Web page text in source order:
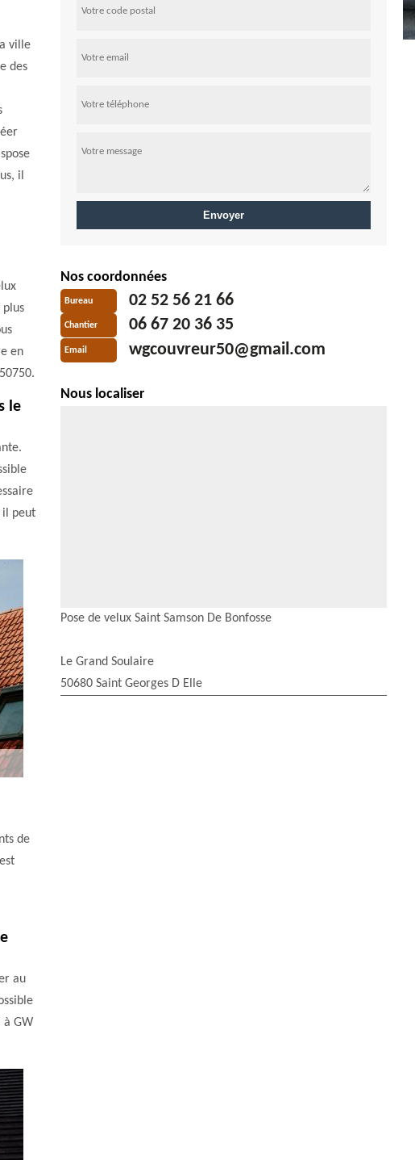
ville
des
il
plus
en
le
il peut
de
au
à GW
Nos coordonnées
Bureau 02 52 56 21 66
Chantier 06 67 20 36 35
Email wgcouvreur50@gmail.com
Nous localiser
Pose de velux Saint Samson De Bonfosse
Le Grand Soulaire
50680 Saint Georges D Elle